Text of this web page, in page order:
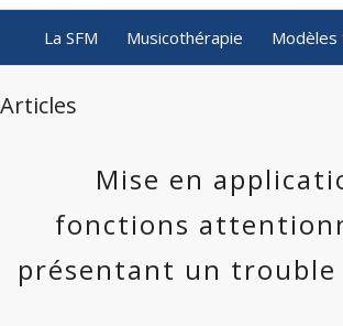
La SFM Musicothérapie Modèles
Articles
Mise en
fonctions
présentant un